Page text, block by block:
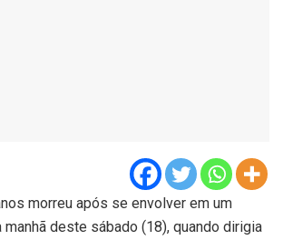
morreu após se envolver em um
manhã deste sábado (18), quando dirigia